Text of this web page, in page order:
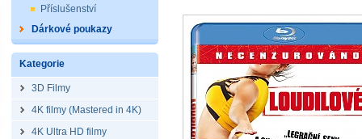
Příslušenství
Dárkové poukazy
Kategorie
3D Filmy
4K filmy (Mastered in 4K)
4K Ultra HD filmy